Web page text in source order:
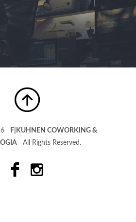
F|KUHNEN COWORKING &
All Rights Reserved.